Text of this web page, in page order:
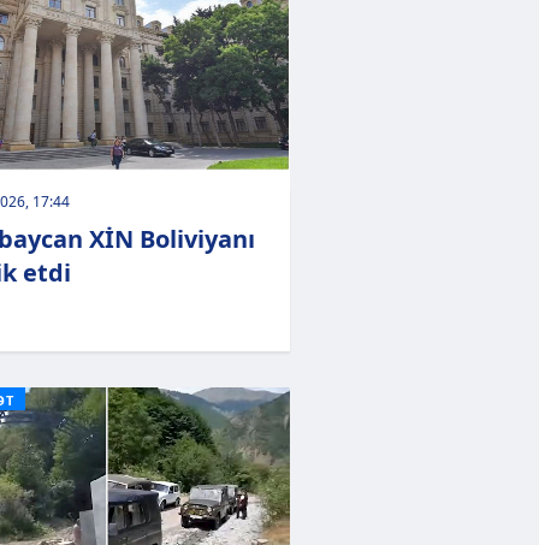
17:44
XİN Boliviyanı
etdi